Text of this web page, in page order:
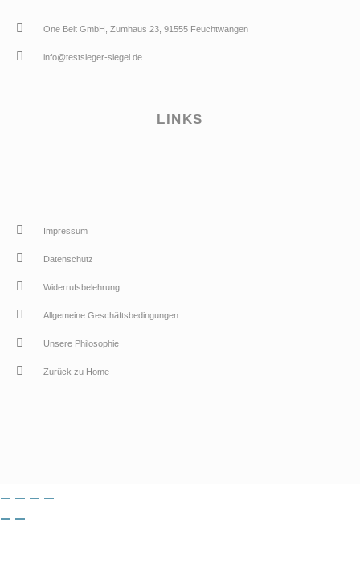
One Belt GmbH, Zumhaus 23, 91555 Feuchtwangen
info@testsieger-siegel.de
LINKS
Impressum
Datenschutz
Widerrufsbelehrung
Allgemeine Geschäftsbedingungen
Unsere Philosophie
Zurück zu Home